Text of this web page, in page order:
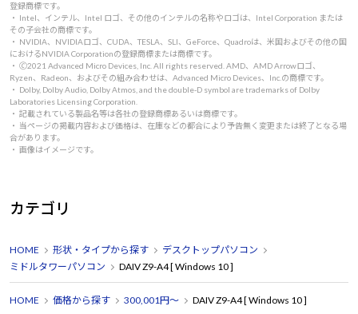
登録商標です。
・ Intel、インテル、Intel ロゴ、その他のインテルの名称やロゴは、Intel Corporation または
その子会社の商標です。
・ NVIDIA、NVIDIAロゴ、CUDA、TESLA、SLI、GeForce、Quadroは、米国およびその他の国
におけるNVIDIA Corporationの登録商標または商標です。
・ 🄫2021 Advanced Micro Devices, Inc. All rights reserved. AMD、AMD Arrowロゴ、
Ryzen、Radeon、およびその組み合わせは、Advanced Micro Devices、Inc.の商標です。
・ Dolby, Dolby Audio, Dolby Atmos, and the double-D symbol are trademarks of Dolby
Laboratories Licensing Corporation.
・ 記載されている製品名等は各社の登録商標あるいは商標です。
・ 当ページの掲載内容および価格は、在庫などの都合により予告無く変更または終了となる場
合があります。
・ 画像はイメージです。
カテゴリ
HOME 形状・タイプから探す
デスクトップパソコン
ミドルタワーパソコン
DAIV Z9-A4 [ Windows 10 ]
HOME 価格から探す 300,001円～ DAIV Z9-A4 [ Windows 10 ]